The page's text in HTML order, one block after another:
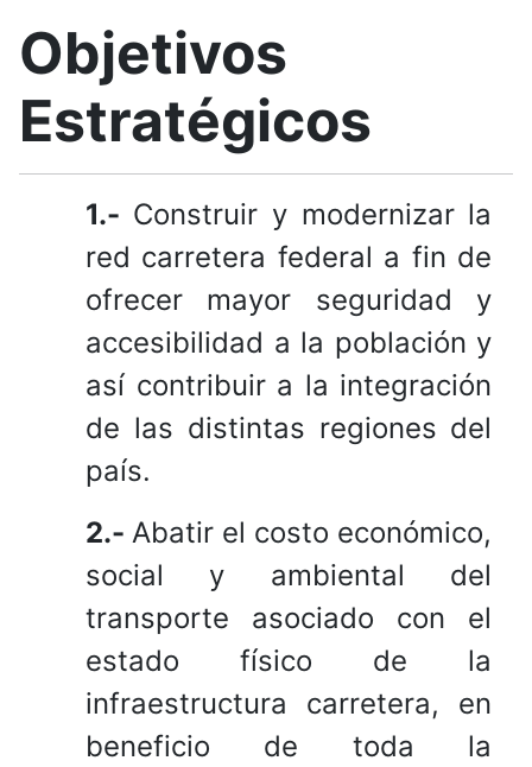
Objetivos
Estratégicos
1.- Construir y modernizar la
red carretera federal a fin de
ofrecer mayor seguridad y
accesibilidad a la población y
así contribuir a la integración
de las distintas regiones del
país.
2.-Abatir el costo económico,
social y ambiental del
transporte asociado con el
estado físico de la
infraestructura carretera, en
beneficio de toda la